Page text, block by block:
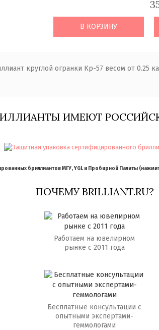
В КОРЗИНУ
круглой огранки Кр-57 весом от 0.25
ИМЕЮТ
бриллиантов МГУ, YGL и Пробирной Палаты
ПОЧЕМУ BRILLIANT.RU?
Работаем на ювелирном
рынке с 2011 года
Бесплатные консультации с
опытными экспертами-
геммологами